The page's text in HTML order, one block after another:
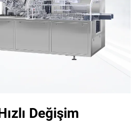
Değişim